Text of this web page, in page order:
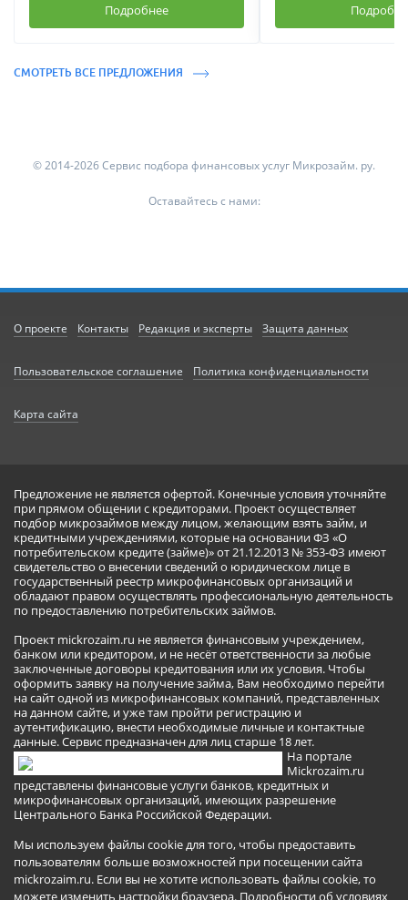
Подробнее
СМОТРЕТЬ ВСЕ ПРЕДЛОЖЕНИЯ
© 2014-2026 Сервис подбора финансовых услуг Микрозайм. ру.
Оставайтесь с нами:
О проекте Контакты Редакция и эксперты Защита данных
Пользовательское соглашение Политика конфиденциальности
Карта сайта
Предложение не является офертой. Конечные условия уточняйте
при прямом общении с кредиторами. Проект осуществляет
подбор микрозаймов между лицом, желающим взять займ, и
кредитными учреждениями, которые на основании ФЗ «О
потребительском кредите (займе)» от 21.12.2013 № 353-ФЗ имеют
свидетельство о внесении сведений о юридическом лице в
государственный реестр микрофинансовых организаций и
обладают правом осуществлять профессиональную деятельность
по предоставлению потребительских займов.
Проект mickrozaim.ru не является финансовым учреждением,
банком или кредитором, и не несёт ответственности за любые
заключенные договоры кредитования или их условия. Чтобы
оформить заявку на получение займа, Вам необходимо перейти
на сайт одной из микрофинансовых компаний, представленных
на данном сайте, и уже там пройти регистрацию и
аутентификацию, внести необходимые личные и контактные
данные. Сервис предназначен для лиц старше 18 лет.
На портале
Mickrozaim.ru
представлены финансовые услуги банков, кредитных и
микрофинансовых организаций, имеющих разрешение
Центрального Банка Российской Федерации.
Мы используем файлы cookie для того, чтобы предоставить
пользователям больше возможностей при посещении сайта
mickrozaim.ru. Если вы не хотите использовать файлы cookie, то
можете изменить настройки браузера. Подробности об условиях